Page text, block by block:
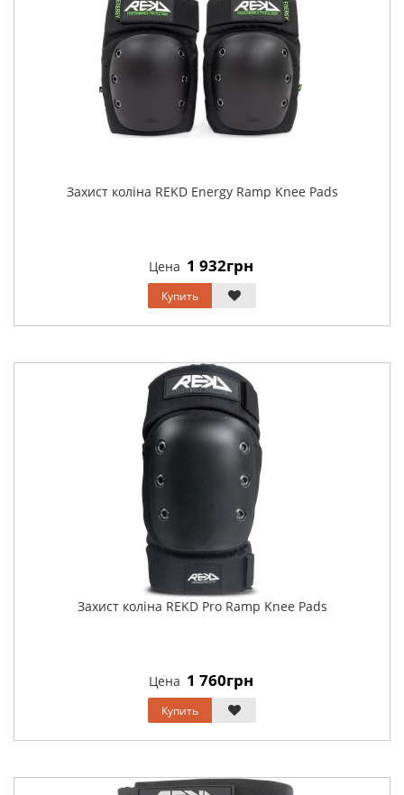
Захист коліна REKD Energy Ramp Knee Pads
Цена 1 932грн
Купить
Захист коліна REKD Pro Ramp Knee Pads
Цена 1 760грн
Купить